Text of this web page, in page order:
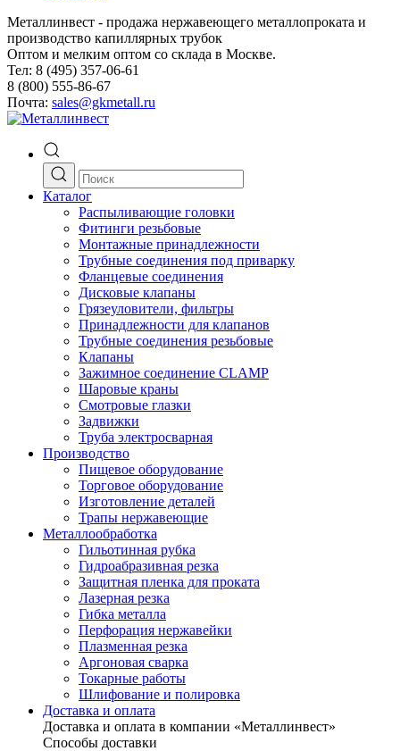
Металлинвест - продажа нержавеющего металлопроката и
производство капиллярных трубок
Оптом и мелким оптом со склада в Москве.
Тел: 8 (495) 357-06-61
8 (800) 555-86-67
Почта: sales@gkmetall.ru
Каталог
Распыливающие головки
Фитинги резьбовые
Монтажные принадлежности
Трубные соединения под приварку
Фланцевые соединения
Дисковые клапаны
Грязеуловители, фильтры
Принадлежности для клапанов
Трубные соединения резьбовые
Клапаны
Зажимное соединение CLAMP
Шаровые краны
Смотровые глазки
Задвижки
Труба электросварная
Производство
Пищевое оборудование
Торговое оборудование
Изготовление деталей
Трапы нержавеющие
Металлообработка
Гильотинная рубка
Гидроабразивная резка
Защитная пленка для проката
Лазерная резка
Гибка металла
Перфорация нержавейки
Плазменная резка
Аргоновая сварка
Токарные работы
Шлифование и полировка
Доставка и оплата
Доставка и оплата в компании «Металлинвест»
Способы доставки